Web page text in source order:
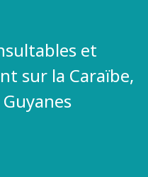
et
sur la Caraïbe,